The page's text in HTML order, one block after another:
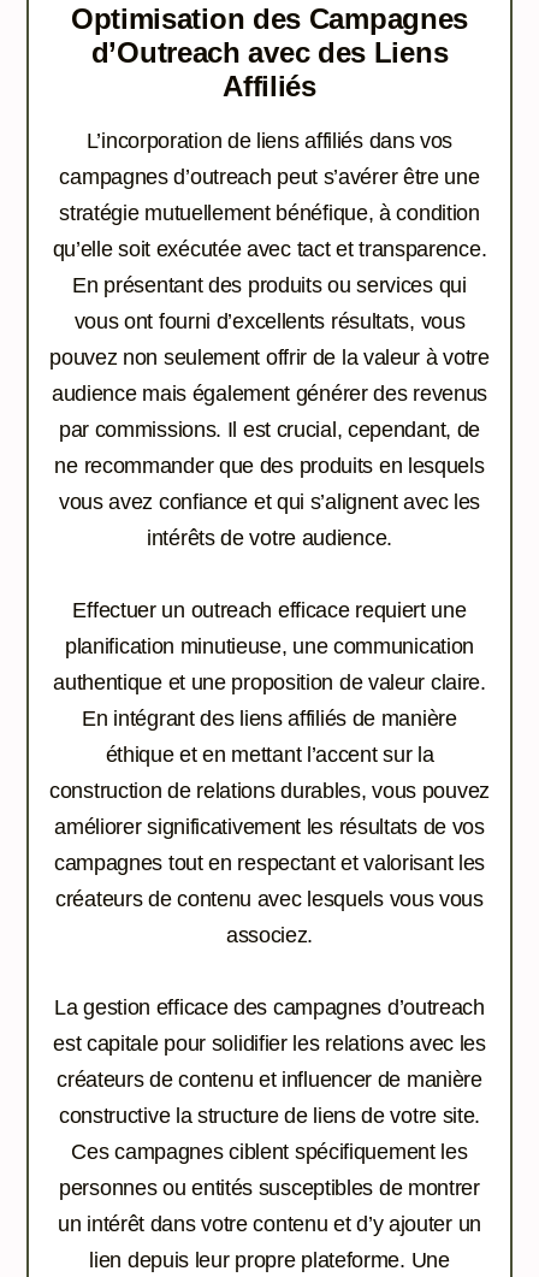
Optimisation des Campagnes
d’Outreach avec des Liens
Affiliés
L’incorporation de liens affiliés dans vos
campagnes d’outreach peut s’avérer être une
stratégie mutuellement bénéfique, à condition
qu’elle soit exécutée avec tact et transparence.
En présentant des produits ou services qui
vous ont fourni d’excellents résultats, vous
pouvez non seulement offrir de la valeur à votre
audience mais également générer des revenus
par commissions. Il est crucial, cependant, de
ne recommander que des produits en lesquels
vous avez confiance et qui s’alignent avec les
intérêts de votre audience.
Effectuer un outreach efficace requiert une
planification minutieuse, une communication
authentique et une proposition de valeur claire.
En intégrant des liens affiliés de manière
éthique et en mettant l’accent sur la
construction de relations durables, vous pouvez
améliorer significativement les résultats de vos
campagnes tout en respectant et valorisant les
créateurs de contenu avec lesquels vous vous
associez.
La gestion efficace des campagnes d’outreach
est capitale pour solidifier les relations avec les
créateurs de contenu et influencer de manière
constructive la structure de liens de votre site.
Ces campagnes ciblent spécifiquement les
personnes ou entités susceptibles de montrer
un intérêt dans votre contenu et d’y ajouter un
lien depuis leur propre plateforme. Une